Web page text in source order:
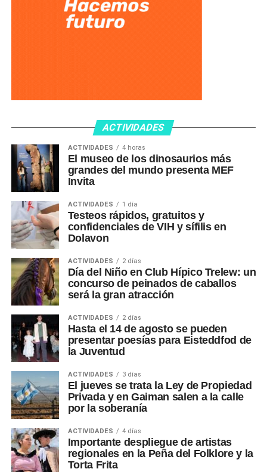
ACTIVIDADES
ACTIVIDADES 4 horas
El museo de los dinosaurios más
grandes del mundo presenta MEF
Invita
ACTIVIDADES 1 día
Testeos rápidos, gratuitos y
confidenciales de VIH y sífilis en
Dolavon
ACTIVIDADES 2 días
Día del Niño en Club Hípico Trelew: un
concurso de peinados de caballos
será la gran atracción
ACTIVIDADES 2 días
Hasta el 14 de agosto se pueden
presentar poesías para Eisteddfod de
la Juventud
ACTIVIDADES 3 días
El jueves se trata la Ley de Propiedad
Privada y en Gaiman salen a la calle
por la soberanía
ACTIVIDADES 4 días
Importante despliegue de artistas
regionales en la Peña del Folklore y la
Torta Frita